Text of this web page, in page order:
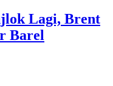
Lagi, Brent
Barel